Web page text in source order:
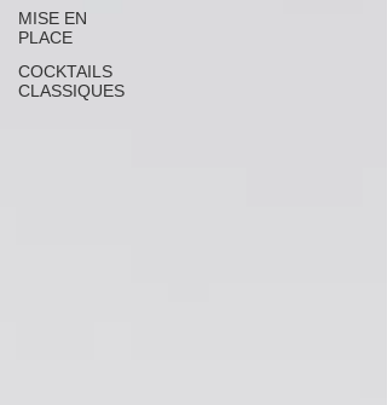
MISE EN
PLACE
COCKTAILS
CLASSIQUES